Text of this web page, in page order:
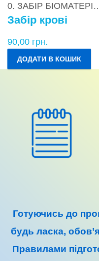
0. ЗАБІР
Забір крові
90,00 грн.
ДОДАТИ В КОШИК
Готуючись до
будь ласка,
Правилами